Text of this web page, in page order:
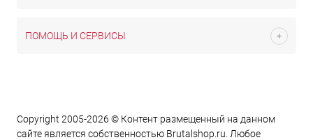
ПОМОЩЬ И СЕРВИСЫ
Copyright 2005-2026 © Контент размещенный на данном
сайте является cобственностью Brutalshop.ru. Любое